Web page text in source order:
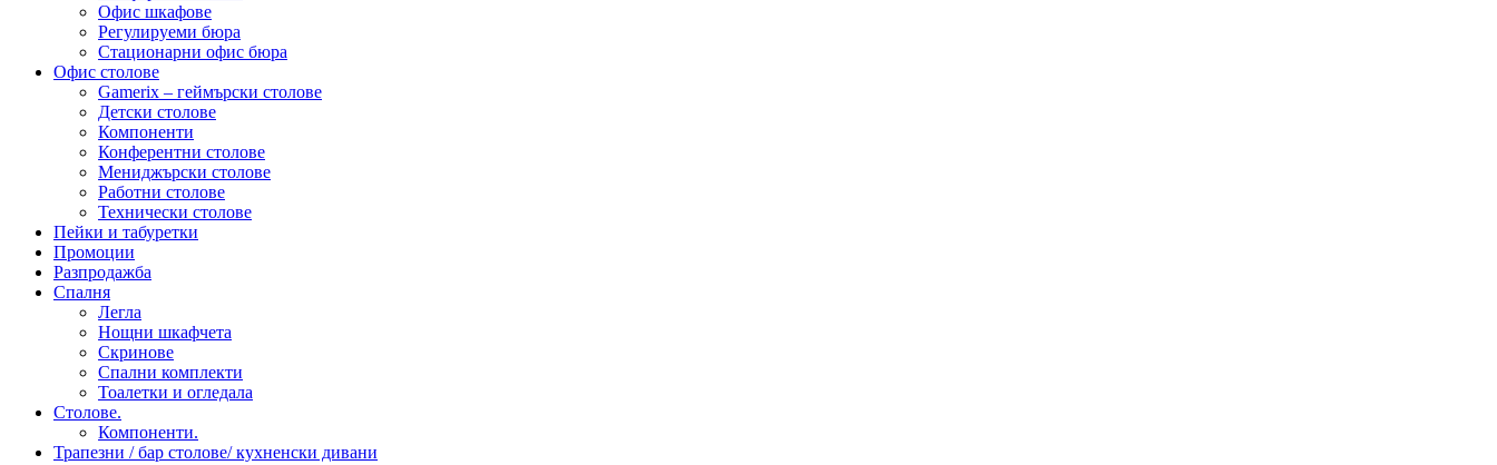
Офис шкафове
Регулируеми бюра
Стационарни офис бюра
Офис столове
Gamerix – геймърски столове
Детски столове
Компоненти
Конферентни столове
Мениджърски столове
Работни столове
Технически столове
Пейки и табуретки
Промоции
Разпродажба
Спалня
Легла
Нощни шкафчета
Скринове
Спални комплекти
Тоалетки и огледала
Столове.
Компоненти.
Трапезни / бар столове/ кухненски дивани